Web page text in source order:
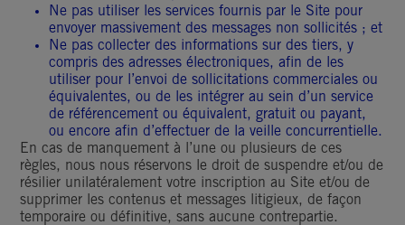
Ne pas utiliser les services fournis par le Site pour
envoyer massivement des messages non sollicités ; et
Ne pas collecter des informations sur des tiers, y
compris des adresses électroniques, afin de les
utiliser pour l’envoi de sollicitations commerciales ou
équivalentes, ou de les intégrer au sein d’un service
de référencement ou équivalent, gratuit ou payant,
ou encore afin d’effectuer de la veille concurrentielle.
En cas de manquement à l’une ou plusieurs de ces
règles, nous nous réservons le droit de suspendre et/ou de
résilier unilatéralement votre inscription au Site et/ou de
supprimer les contenus et messages litigieux, de façon
temporaire ou définitive, sans aucune contrepartie.